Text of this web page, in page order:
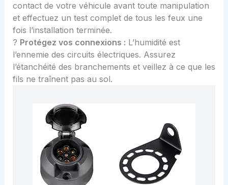
contact de votre véhicule avant toute manipulation
et effectuez un test complet de tous les feux une
fois l’installation terminée.
? Protégez vos connexions : L’humidité est
l’ennemie des circuits électriques. Assurez
l’étanchéité des branchements et veillez à ce que les
fils ne traînent pas au sol.